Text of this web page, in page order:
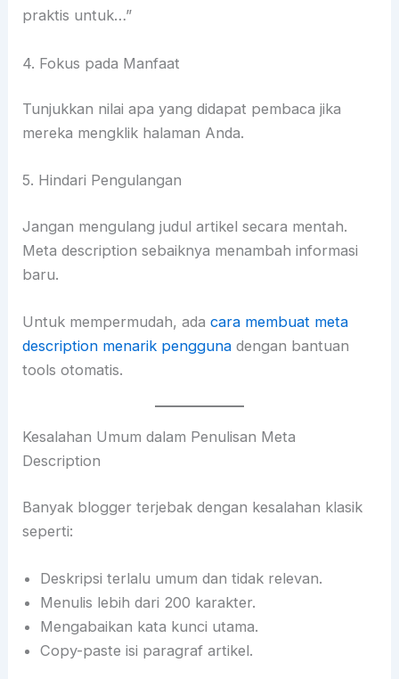
praktis untuk…”
4. Fokus pada Manfaat
Tunjukkan nilai apa yang didapat pembaca jika
mereka mengklik halaman Anda.
5. Hindari Pengulangan
Jangan mengulang judul artikel secara mentah.
Meta description sebaiknya menambah informasi
baru.
Untuk mempermudah, adacara membuat meta
description menarik pengguna dengan bantuan
tools otomatis.
Kesalahan Umum dalam Penulisan Meta
Description
Banyak blogger terjebak dengan kesalahan klasik
seperti:
Deskripsi terlalu umum dan tidak relevan.
Menulis lebih dari 200 karakter.
Mengabaikan kata kunci utama.
Copy-paste isi paragraf artikel.